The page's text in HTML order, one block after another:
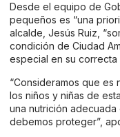
Desde el equipo de
pequeños es “una
alcalde, Jesús Ruiz,
condición de Ciudad
especial en su correcta
“Consideramos que es
los niños y niñas de
una nutrición
debemos proteger”,